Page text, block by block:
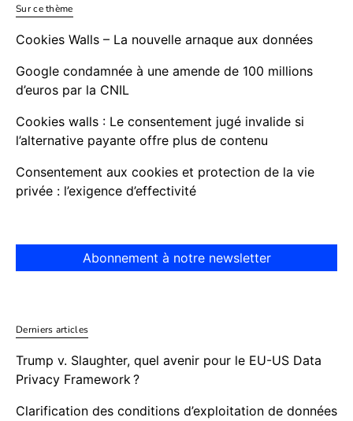
Sur ce thème
Cookies Walls – La nouvelle arnaque aux données
Google condamnée à une amende de 100 millions
d’euros par la CNIL
Cookies walls : Le consentement jugé invalide si
l’alternative payante offre plus de contenu
Consentement aux cookies et protection de la vie
privée : l’exigence d’effectivité
Abonnement à notre newsletter
Derniers articles
Trump v. Slaughter, quel avenir pour le EU-US Data
Privacy Framework ?
Clarification des conditions d’exploitation de données